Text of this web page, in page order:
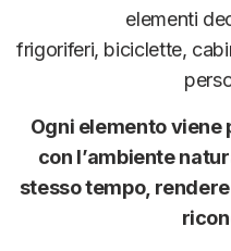
elementi
frigoriferi, biciclette,
Ogni elemento
con l’ambiente
stesso tempo,